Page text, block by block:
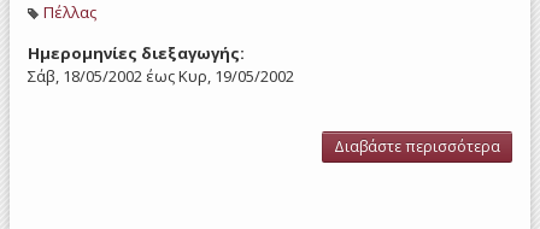
Πέλλας
Ημερομηνίες διεξαγωγής:
Σάβ, 18/05/2002 έωςΚυρ, 19/05/2002
Διαβάστε περισσότερα